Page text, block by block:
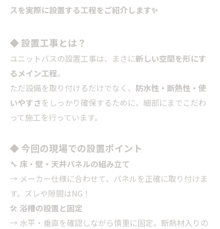
スを実際に設置する工程をご紹介します✨
◆ 設置工事とは？
ユニットバスの設置工事は、まさに新しい空間を形にす
るメイン工程。
ただ設備を取り付けるだけでなく、 防水性・断熱性・使
いやすさをしっかり確保するために、細部にまでこだわ
って施工を行っています。
◆ 今回の現場での設置ポイント
🔧 床・壁・天井パネルの組み立て
→ メーカー仕様に合わせて、パネルを正確に取り付けま
す。ズレや隙間はNG！
🛠 浴槽の設置と固定
→ 水平・垂直を確認しながら慎重に固定。断熱材入りの